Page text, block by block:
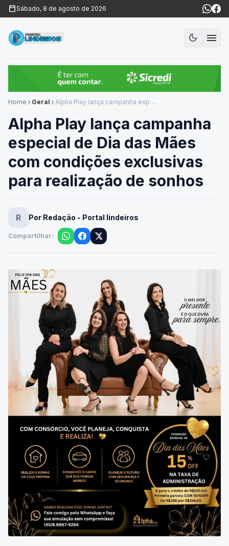
calendar_todaySábado, 8 de agosto de 2026
dark_modeModo
menu
Alpha Play lança campanha
especial de Dia das Mães
com condições exclusivas
para realização de sonhos
R Por Redação - Portal lindeiros
Compartilhar: